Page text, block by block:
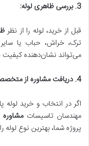
3. بررسی ظاهری لوله:
قبل از خرید، لوله را از نظر
ترک، خراش، حباب یا
می‌تواند نشان‌دهنده کیفیت
4. دریافت مشاوره از متخصصان:
اگر در انتخاب و خرید
مهندسان تاسیساتمشاوره
پروژه شما، بهترین نوع لوله